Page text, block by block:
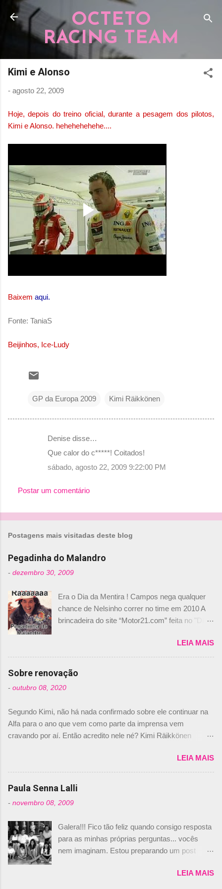
Pular para o conteúdo principal
OCTETO
RACING TEAM
Kimi e Alonso
- agosto 22, 2009
Hoje, depois do treino oficial, durante a pesagem dos pilotos,
Kimi e Alonso. hehehehehehe....
Baixem aqui.
Fonte: TaniaS
Beijinhos, Ice-Ludy
GP da Europa 2009 Kimi Räikkönen
t
i
Denise disse…
Que calor do c*****! Coitados!
sábado, agosto 22, 2009 9:22:00 PM
Postar um comentário
Postagens mais visitadas deste blog
Pegadinha do Malandro
- dezembro 30, 2009
Era o Dia da Mentira ! Campos nega qualquer
chance de Nelsinho correr no time em 2010 A
brincadeira do site “Motor21.com” feita no "Día
de abril –, afirmando que Nelson Piquet havia
comprado 15% das ações da Campos, dando,
com isso, um lugar no time a Nelsinho Piquet,
foi esclarecida de uma vez por todas por
Daniele Audetto, diretor da escuderia. O
não será o companheiro de Bruno Senna em
2010. "Na verdade, nós recebemos uma oferta
de Piquet", admitiu Audetto. “Mas depois de ter
dois brasileiros”, explicou, dizendo ainda que
não tem nada contra o filho do tricampeão
Nelson Piquet. “Ele é um bom piloto, rápido e
experiente.” Audetto disse ainda que a suposta
não corresponde à realidade. “O suposto 15%
de investimento seria menor do que aquilo que
outros pilotos podem trazer: italianos, r...
LEIA MAIS
Sobre renovação
- outubro 08, 2020
Segundo Kimi, não há nada confirmado sobre ele continuar na
Alfa para o ano que vem como parte da imprensa vem
cravando por aí. Então acredito nele né? Kimi Räikkönen
truth but I’ve never had an option in my contract so that’s
should, pretty much, tell you that it’s not true." #Kimi7 #EifelGP
#AlfaRomeoRacing pic.twitter.com/77EDVn39Ia — Kimi
Romain falando sobre o fato do Iceman estar há tantos anos na
@RGrosjean ! #EifelGP 🇩🇪 #F1
pic.twitter.com/GSAu1LWnwW — Formula 1 (@F1) October 8,
2020 Beijinhos, Ludy
LEIA MAIS
Paula Senna Lalli
- novembro 08, 2009
Galera!!! Fico tão feliz quando consigo resposta
para as minhas próprias perguntas... vocês
nem imaginam. Estou preparando um post
nunca falei sobre ela, aqui no Octeto. No meio
LEIA MAIS